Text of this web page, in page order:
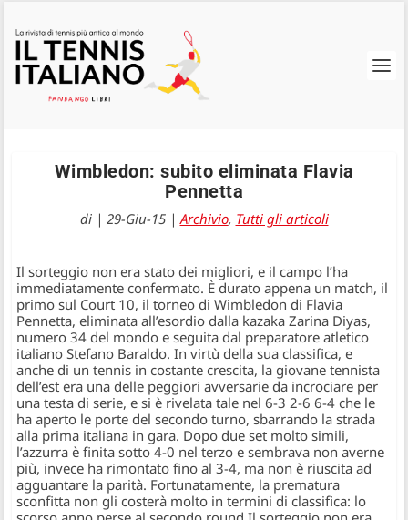
Wimbledon: subito eliminata Flavia
Pennetta
di | 29-Giu-15|Archivio, Tutti gli articoli
Il sorteggio non era stato dei migliori, e il campo l’ha
immediatamente confermato. È durato appena un match, il
primo sul Court 10, il torneo di Wimbledon di Flavia
Pennetta, eliminata all’esordio dalla kazaka Zarina Diyas,
numero 34 del mondo e seguita dal preparatore atletico
italiano Stefano Baraldo. In virtù della sua classifica, e
anche di un tennis in costante crescita, la giovane tennista
dell’est era una delle peggiori avversarie da incrociare per
una testa di serie, e si è rivelata tale nel 6-3 2-6 6-4 che le
ha aperto le porte del secondo turno, sbarrando la strada
alla prima italiana in gara. Dopo due set molto simili,
l’azzurra è finita sotto 4-0 nel terzo e sembrava non averne
più, invece ha rimontato fino al 3-4, ma non è riuscita ad
agguantare la parità. Fortunatamente, la prematura
sconfitta non gli costerà molto in termini di classifica: lo